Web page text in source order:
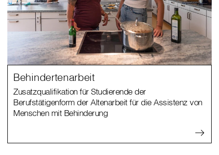
Behindertenarbeit
Zusatzqualifikation für Studierende der
Berufstätigenform der Altenarbeit für die Assistenz von
Menschen mit Behinderung